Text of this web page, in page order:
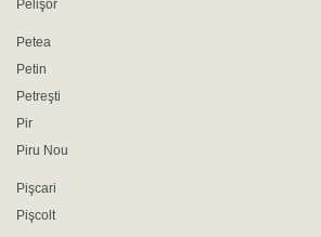
Pelişor
Petea
Petin
Petreşti
Pir
Piru Nou
Pişcari
Pişcolt